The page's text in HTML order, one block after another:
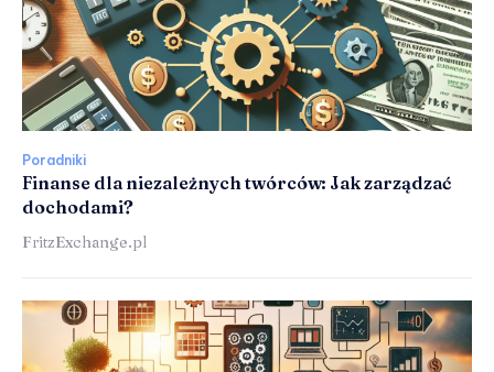
Poradniki
Finanse dla niezależnych twórców: Jak zarządzać
dochodami?
FritzExchange.pl